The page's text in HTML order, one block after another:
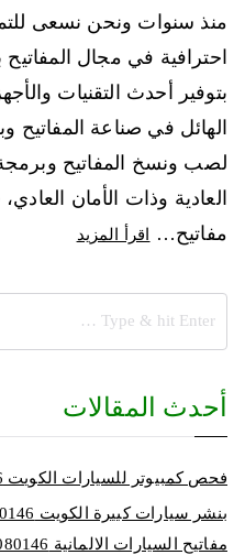
منذ سنوات ونحن نسعى
احترافية في مجال
بتوفير أحدث التقنيات
الهائل في صناعة المفاتيح
لصب ونسخ المفاتيح وبرمجة
العادية وذات الأمان
مفاتيح…
اقرأ المزيد
أحدث المقالات
فحص كمبيوتر للسيارات الكويت 98080146‬ فحص كمبيوتر متنقل
بنشر سيارات كبيرة الكويت 98080146‬ بنشر متنقل معدات ثقيلة